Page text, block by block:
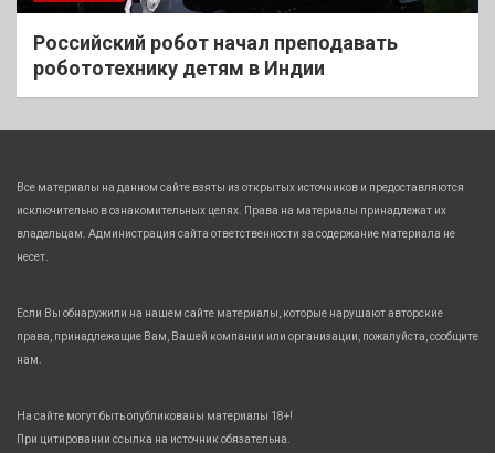
Российский робот начал преподавать
робототехнику детям в Индии
Все материалы на данном сайте взяты из открытых источников и предоставляются
исключительно в ознакомительных целях. Права на материалы принадлежат их
владельцам. Администрация сайта ответственности за содержание материала не
несет.
Если Вы обнаружили на нашем сайте материалы, которые нарушают авторские
права, принадлежащие Вам, Вашей компании или организации, пожалуйста, сообщите
нам.
На сайте могут быть опубликованы материалы 18+!
При цитировании ссылка на источник обязательна.